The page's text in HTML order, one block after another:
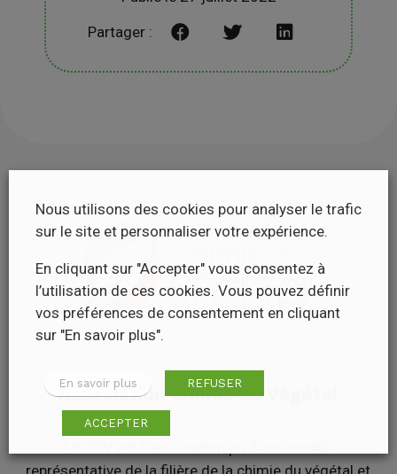
Partager :
Association Chimie du Végétal
Nous utilisons des cookies pour analyser le trafic
sur le site et personnaliser votre expérience.
En cliquant sur "Accepter" vous consentez à
l’utilisation de ces cookies. Vous pouvez définir
vos préférences de consentement en cliquant
sur "En savoir plus".
En savoir plus REFUSER
ACCEPTER